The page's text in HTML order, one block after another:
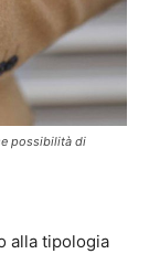
possibilità di
alla tipologia